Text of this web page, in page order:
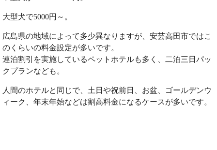
大型犬で5000円～。
広島県の地域によって多少異なりますが、安芸高田市ではこ
のくらいの料金設定が多いです。
連泊割引を実施しているペットホテルも多く、二泊三日パッ
クプランなども。
人間のホテルと同じで、土日や祝前日、お盆、ゴールデンウ
ィーク、年末年始などは割高料金になるケースが多いです。